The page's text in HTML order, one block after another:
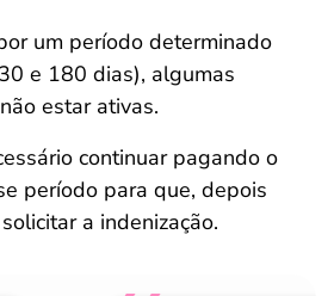
um período determinado
e 180 dias), algumas
estar ativas.
continuar pagando o
período para que, depois
a indenização.